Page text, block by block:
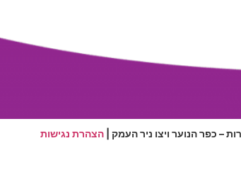
– כפר הנוער ויצו ניר העמק | הצהרת נגישות